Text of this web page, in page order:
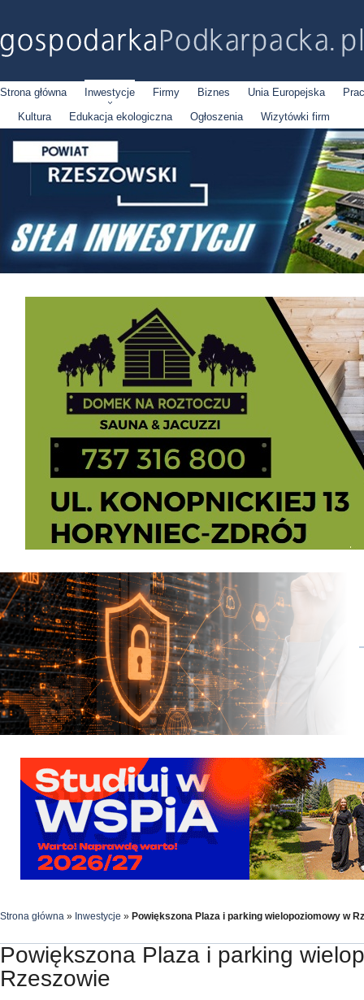
Strona główna Inwestycje Firmy Biznes Unia Europejska
Kultura
Edukacja ekologiczna Ogłoszenia Wizytówki firm
Strona główna » Inwestycje » Powiększona Plaza i parking wielopoziomowy w
Powiększona Plaza i parking
Rzeszowie